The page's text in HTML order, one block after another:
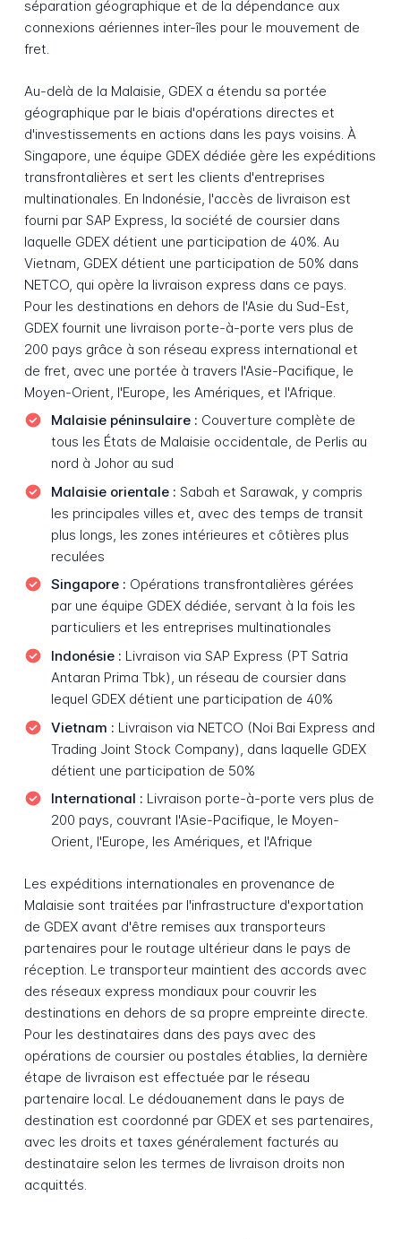
séparation géographique et de la dépendance aux
connexions aériennes inter-îles pour le mouvement de
fret.
Au-delà de la Malaisie, GDEX a étendu sa portée
géographique par le biais d'opérations directes et
d'investissements en actions dans les pays voisins. À
Singapore, une équipe GDEX dédiée gère les expéditions
transfrontalières et sert les clients d'entreprises
multinationales. En Indonésie, l'accès de livraison est
fourni par SAP Express, la société de coursier dans
laquelle GDEX détient une participation de 40%. Au
Vietnam, GDEX détient une participation de 50% dans
NETCO, qui opère la livraison express dans ce pays.
Pour les destinations en dehors de l'Asie du Sud-Est,
GDEX fournit une livraison porte-à-porte vers plus de
200 pays grâce à son réseau express international et
de fret, avec une portée à travers l'Asie-Pacifique, le
Moyen-Orient, l'Europe, les Amériques, et l'Afrique.
Malaisie péninsulaire : Couverture complète de
tous les États de Malaisie occidentale, de Perlis au
nord à Johor au sud
Malaisie orientale : Sabah et Sarawak, y compris
les principales villes et, avec des temps de transit
plus longs, les zones intérieures et côtières plus
reculées
Singapore : Opérations transfrontalières gérées
par une équipe GDEX dédiée, servant à la fois les
particuliers et les entreprises multinationales
Indonésie : Livraison via SAP Express (PT Satria
Antaran Prima Tbk), un réseau de coursier dans
lequel GDEX détient une participation de 40%
Vietnam : Livraison via NETCO (Noi Bai Express and
Trading Joint Stock Company), dans laquelle GDEX
détient une participation de 50%
International : Livraison porte-à-porte vers plus de
200 pays, couvrant l'Asie-Pacifique, le Moyen-
Orient, l'Europe, les Amériques, et l'Afrique
Les expéditions internationales en provenance de
Malaisie sont traitées par l'infrastructure d'exportation
de GDEX avant d'être remises aux transporteurs
partenaires pour le routage ultérieur dans le pays de
réception. Le transporteur maintient des accords avec
des réseaux express mondiaux pour couvrir les
destinations en dehors de sa propre empreinte directe.
Pour les destinataires dans des pays avec des
opérations de coursier ou postales établies, la dernière
étape de livraison est effectuée par le réseau
partenaire local. Le dédouanement dans le pays de
destination est coordonné par GDEX et ses partenaires,
avec les droits et taxes généralement facturés au
destinataire selon les termes de livraison droits non
acquittés.